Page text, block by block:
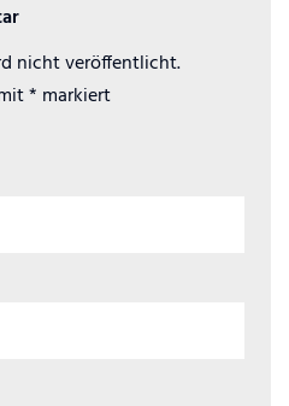
nicht veröffentlicht.
* markiert